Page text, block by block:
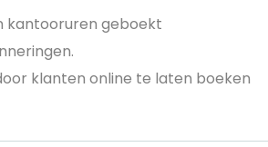
kantooruren geboekt
klanten online te laten boeken